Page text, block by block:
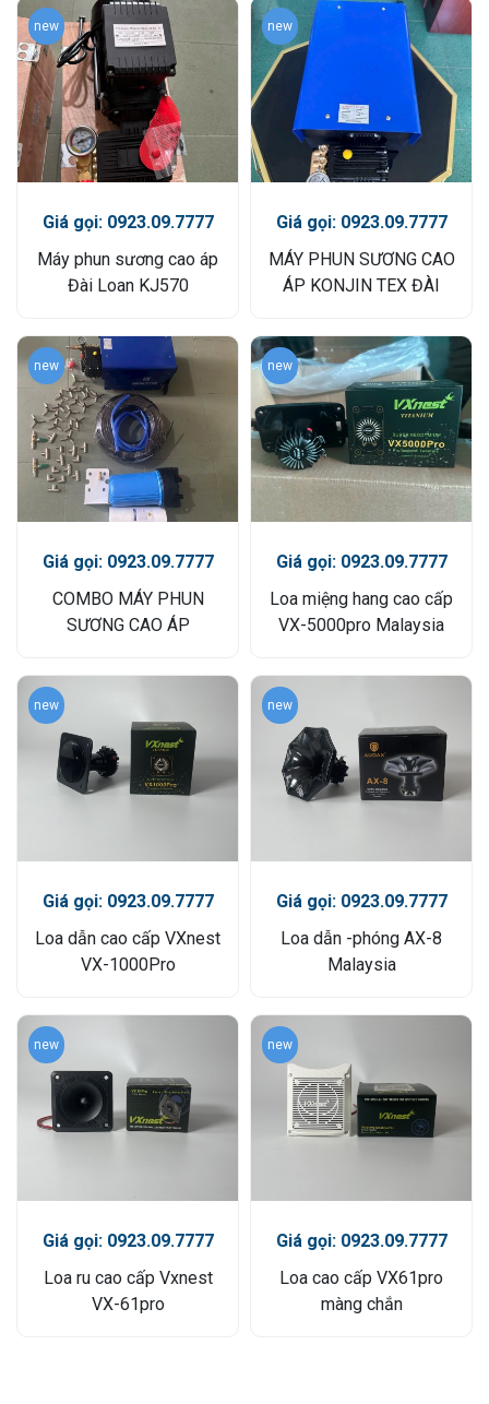
new
Giá gọi: 0923.09.7777
Máy phun sương cao áp
Đài Loan KJ570
new
Giá gọi: 0923.09.7777
MÁY PHUN SƯƠNG CAO
ÁP KONJIN TEX ĐÀI
new
Giá gọi: 0923.09.7777
COMBO MÁY PHUN
SƯƠNG CAO ÁP
new
Giá gọi: 0923.09.7777
Loa miệng hang cao cấp
VX-5000pro Malaysia
new
Giá gọi: 0923.09.7777
Loa dẫn cao cấp VXnest
VX-1000Pro
new
Giá gọi: 0923.09.7777
Loa dẫn -phóng AX-8
Malaysia
new
Giá gọi: 0923.09.7777
Loa ru cao cấp Vxnest
VX-61pro
new
Giá gọi: 0923.09.7777
Loa cao cấp VX61pro
màng chắn